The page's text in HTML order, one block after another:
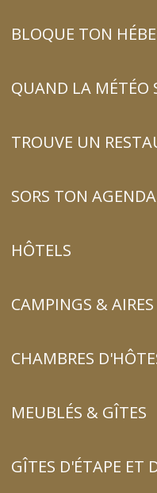
BLOQUE TON
QUAND LA MÉTÉO
TROUVE UN
SORS TON AGENDA
HÔTELS
CAMPINGS &
CHAMBRES
MEUBLÉS & GÎTES
GÎTES D'ÉTAPE ET
DES
!
SAINT-SAUVEUR
Luz-Saint-Sauveur
!